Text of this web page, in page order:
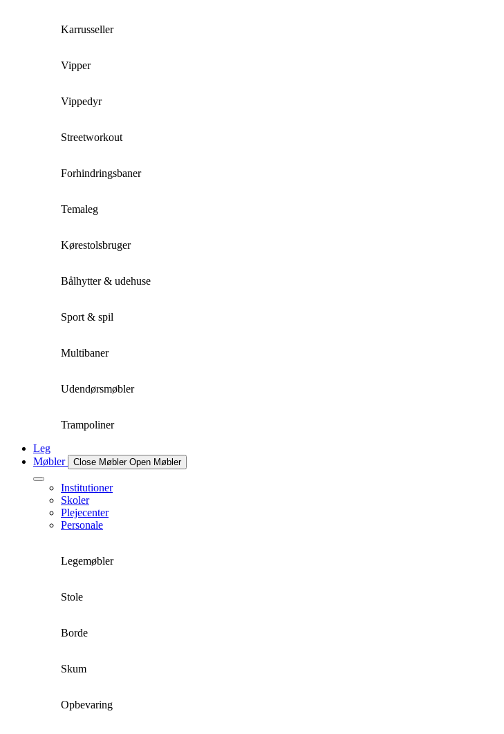
Karrusseller
Vipper
Vippedyr
Streetworkout
Forhindringsbaner
Temaleg
Kørestolsbruger
Bålhytter & udehuse
Sport & spil
Multibaner
Udendørsmøbler
Trampoliner
Leg
Møbler
Close Møbler Open Møbler
Institutioner
Skoler
Plejecenter
Personale
Legemøbler
Stole
Borde
Skum
Opbevaring